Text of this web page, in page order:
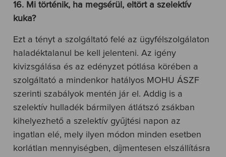
16. Mi történik, ha megsérül, eltört a szelektív
kuka?
Ezt a tényt a szolgáltató felé az ügyfélszolgálaton
haladéktalanul be kell jelenteni. Az igény
kivizsgálása és az edényzet pótlása körében a
szolgáltató a mindenkor hatályos MOHU ÁSZF
szerinti szabályok mentén jár el. Addig is a
szelektív hulladék bármilyen átlátszó zsákban
kihelyezhető a szelektív gyűjtési napon az
ingatlan elé, mely ilyen módon minden esetben
korlátlan mennyiségben, díjmentesen elszállításra